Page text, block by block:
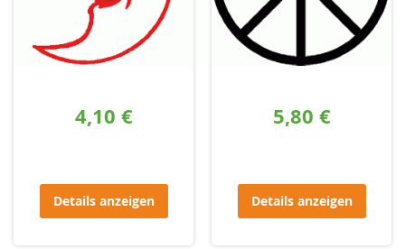
4,10 €
Details anzeigen
5,80 €
Details anzeigen